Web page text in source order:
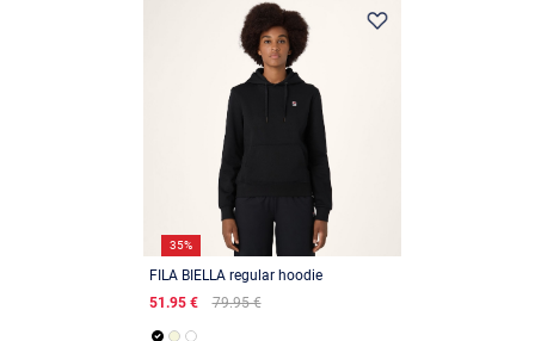
35%
FILA BIELLA regular hoodie
51.95 €
79.95 €